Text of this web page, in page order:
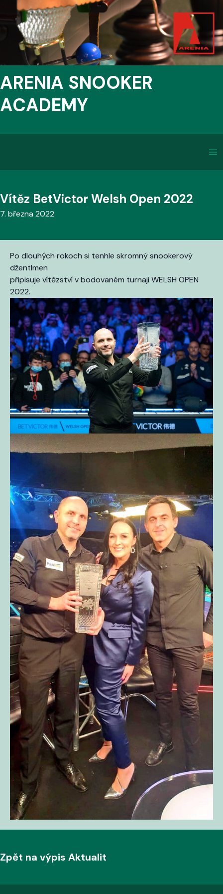
ARENIA SNOOKER
ACADEMY
Vítěz BetVictor Welsh Open 2022
7. března 2022
Po dlouhých rokoch si tenhle skromný snookerový
džentlmen
připisuje vítězství v bodovaném turnaji WELSH OPEN
2022.
Zpět na výpis Aktualit